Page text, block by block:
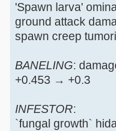
'Spawn larva'
ground attack
spawn creep
BANELING:
+0.453 → +0.3
INFESTOR:
`fungal growth`